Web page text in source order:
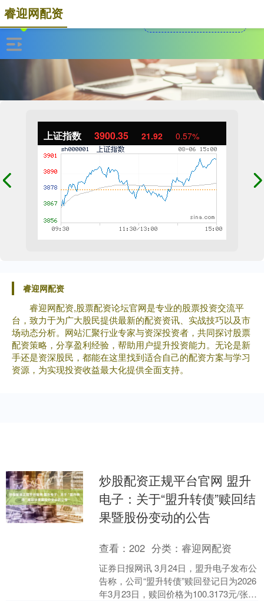
上证指数 3900.35 21.92 0.57%
睿迎网配资
睿迎网配资,股票配资论坛官网是专业的股票投资交流平
台，致力于为广大股民提供最新的配资资讯、实战技巧以及市
场动态分析。网站汇聚行业专家与资深投资者，共同探讨股票
配资策略，分享盈利经验，帮助用户提升投资能力。无论是新
手还是资深股民，都能在这里找到适合自己的配资方案与学习
资源，为实现投资收益最大化提供全面支持。
睿迎网配资
炒股配资正规平台官网 盟升
电子：关于“盟升转债”赎回结
果暨股份变动的公告
查看：202 分类：睿迎网配资
证券日报网讯 3月24日，盟升电子发布公
告称，公司“盟升转债”赎回登记日为2026
年3月23日，赎回价格为100.3173元/张，